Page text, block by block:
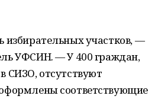
избирательных участков, —
УФСИН. — У 400 граждан,
СИЗО, отсутствуют
соответствующие